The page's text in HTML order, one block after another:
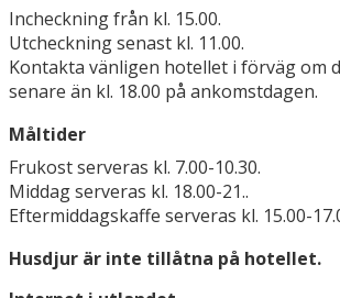
Incheckning från kl. 15.00.
Utcheckning senast kl. 11.00.
Kontakta vänligen hotellet i förväg om
senare än kl. 18.00 på ankomstdagen.
Måltider
Frukost serveras kl. 7.00-10.30.
Middag serveras kl. 18.00-21..
Eftermiddagskaffe serveras kl. 15.00-
Husdjur är inte tillåtna på hotellet.